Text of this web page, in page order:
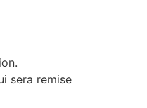
sera remise